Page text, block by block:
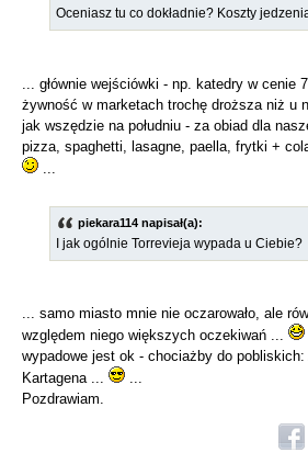
Oceniasz tu co dokładnie? Koszty
... głównie wejściówki - np. katedry w cenie
żywność w marketach trochę droższa niż u
jak wszędzie na południu - za obiad dla
pizza, spaghetti, lasagne, paella, frytki +
piekara114 napisał(a):
I jak ogólnie Torrevieja wypada u Ciebie?
... samo miasto mnie nie oczarowało, ale
względem niego większych oczekiwań ...
wypadowe jest ok - chociażby do
Kartagena ...
Pozdrawiam.